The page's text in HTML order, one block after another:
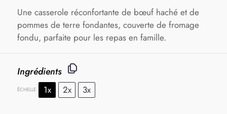
Une casserole réconfortante de bœuf haché et de
pommes de terre fondantes, couverte de fromage
fondu, parfaite pour les repas en famille.
Ingrédients
ÉCHELLE 1x 2x 3x